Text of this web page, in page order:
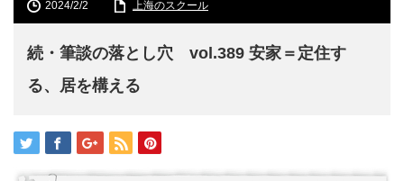
2024/2/2 上海のスクール
続・筆談の落とし穴 vol.389 安家＝定住す
る、居を構える